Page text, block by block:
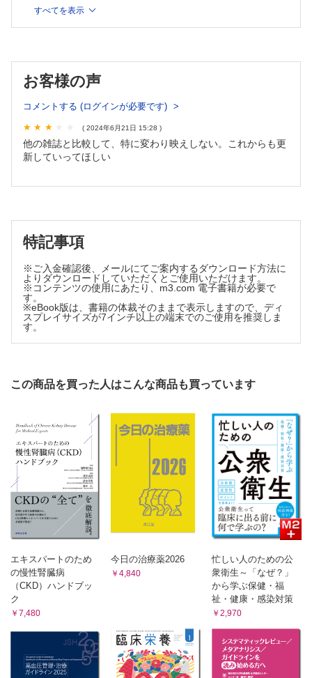
代
ットフォール 神谷貴樹
ORIGAMI ART―食に活かすおりがみ/食の教養
活動レポート 栄養ケア・ステーション
認定栄養ケア・ステーション ちょぼ 桒原理江
ぷろらぼ 研究室で学んでみませんか
こんだてじまん
じまんの一品料理 中華ちらし／医療法人社団刀圭会 協立病
院 桑田可奈子・他
上機嫌に働くコツ 良好な人間関係を築き，スマートに働
こう！ 第7回
めに 新名史典
Medical Nutritionist養成講座
Dr.雨海の男性臨床栄養学
回答しやすく・分析しやすい 業務に活かせる！ アンケ
ート調査のキホンと応用
12．2群の平均値の比較 安永和央
『日本食品標準成分表』の活用でもっと深まる 食品と調
理のキソ知識
特別編2．適切な栄養価計算のために① 渡邊智子
News＆Information
日本栄養士会医療職域
令和3年度介護報酬改定を受け医療職域での取り組みを考え
自治体病院
岡山市立市民病院 栄養科の取り組み 橋目明美
精神科病院NST活動―NST加算算定に向けた各職種の役
厚生労働省・消費者庁
第5回国民健康・栄養調査企画解析検討会・他
おしらせ
すべてを表示
お客様の声
コメントする (ログインが必要です)
( 2024年6月21日 15:28 )
他の雑誌と比較して、特に変わり映えしない。これからも更
新していってほしい
特記事項
※ご入金確認後、メールにてご案内するダウンロード方法に
よりダウンロードしていただくとご使用いただけます。
※コンテンツの使用にあたり、m3.com 電子書籍が必要で
す。
※eBook版は、書籍の体裁そのままで表示しますので、ディ
スプレイサイズが7インチ以上の端末でのご使用を推奨しま
す。
この商品を買った人はこんな商品も買っています
エキスパートのため
の慢性腎臓病
（CKD）ハンドブッ
ク
￥7,480
今日の治療薬2026
￥4,840
忙しい人のための公
衆衛生～「なぜ？」
から学ぶ保健・福
祉・健康・感染対策
￥2,970